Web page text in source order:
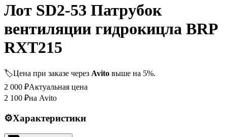
Лот SD2-53 Патрубок
вентиляции гидрокицла BRP
RXT215
🏷️Цена при заказе через Avito выше на 5%.
2 000 ₽Актуальная цена
2 100 ₽на Avito
⚙️Характеристики